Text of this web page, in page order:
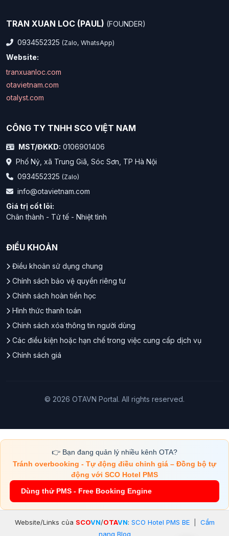
TRAN XUAN LOC (PAUL) (FOUNDER)
0934552325 (Zalo, WhatsApp)
Website:
tranxuanloc.com
otavietnam.com
otalyst.com
CÔNG TY TNHH SCO VIỆT NAM
MST/ĐKKD: 0106901406
Phố Nỷ, xã Trung Giã, Sóc Sơn, TP Hà Nội
0934552325 (Zalo)
info@otavietnam.com
Giá trị cốt lõi:
Chân thành - Tử tế - Nhiệt tình
ĐIỀU KHOẢN
Điều khoản sử dụng chung
Chính sách bảo vệ quyền riêng tư
Chính sách hoàn tiền học
Hình thức thanh toán
Chính sách xóa thông tin người dùng
Các điều kiện hoặc hạn chế trong việc cung cấp dịch vụ
Chính sách giá
© 2026 OTAVN Portal. All rights reserved.
👉 Bạn đang quản lý nhiều kênh OTA?
Tránh overbooking - Tự động điều chỉnh giá – Đồng bộ tự
động với SCO Hotel PMS
Dùng thử PMS - Free Booking Engine
Website/Links của SCOVN/OTAVN: SCO Hotel PMS BE
Cẩm
nang Blog